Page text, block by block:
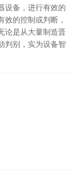
设备，进行有效的
效的控制或判断，
论是从大量制造晋
判别，实为设备智